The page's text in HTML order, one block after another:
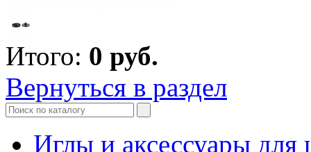
Итого: 0 руб.
Вернуться в раздел
Иглы и аксессуары